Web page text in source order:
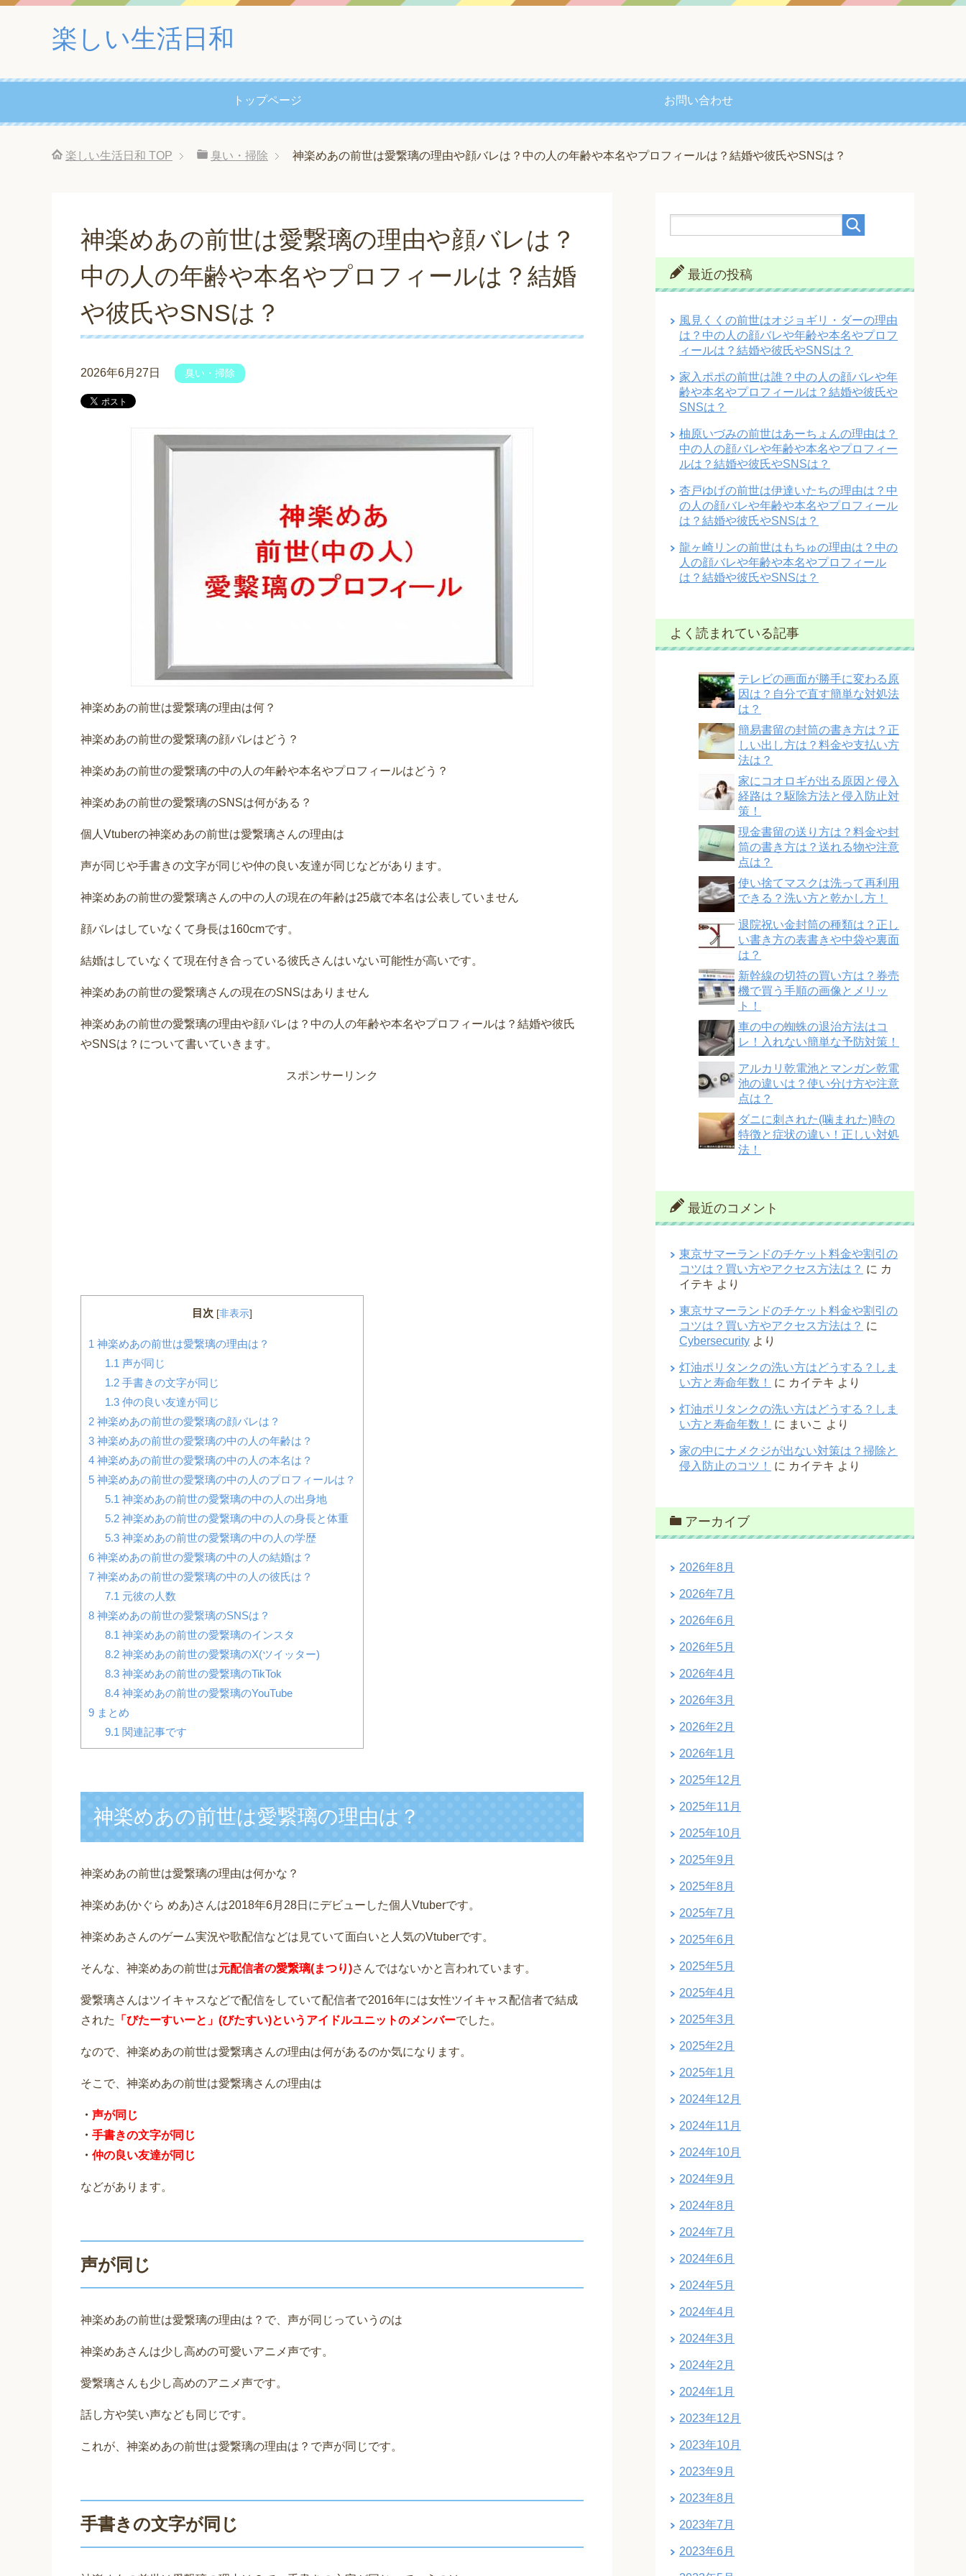
楽しい生活日和
トップページ お問い合わせ
楽しい生活日和 TOP 臭い・掃除 神楽めあの前世は愛繋璃の理由や顔バレは？中の人の年齢や本名やプロフィールは？結婚や彼氏やSNSは？
神楽めあの前世は愛繋璃の理由や顔バレは？
中の人の年齢や本名やプロフィールは？結婚
や彼氏やSNSは？
2026年6月27日 臭い・掃除
神楽めあの前世は愛繋璃の理由は何？
神楽めあの前世の愛繋璃の顔バレはどう？
神楽めあの前世の愛繋璃の中の人の年齢や本名やプロフィールはどう？
神楽めあの前世の愛繋璃のSNSは何がある？
個人Vtuberの神楽めあの前世は愛繋璃さんの理由は
声が同じや手書きの文字が同じや仲の良い友達が同じなどがあります。
神楽めあの前世の愛繋璃さんの中の人の現在の年齢は25歳で本名は公表していません
顔バレはしていなくて身長は160cmです。
結婚はしていなくて現在付き合っている彼氏さんはいない可能性が高いです。
神楽めあの前世の愛繋璃さんの現在のSNSはありません
神楽めあの前世の愛繋璃の理由や顔バレは？中の人の年齢や本名やプロフィールは？結婚や彼氏
やSNSは？について書いていきます。
スポンサーリンク
目次 [非表示]
1 神楽めあの前世は愛繋璃の理由は？
1.1 声が同じ
1.2手書きの文字が同じ
1.3仲の良い友達が同じ
2 神楽めあの前世の愛繋璃の顔バレは？
3 神楽めあの前世の愛繋璃の中の人の年齢は？
4 神楽めあの前世の愛繋璃の中の人の本名は？
5 神楽めあの前世の愛繋璃の中の人のプロフィールは？
5.1 神楽めあの前世の愛繋璃の中の人の出身地
5.2神楽めあの前世の愛繋璃の中の人の身長と体重
5.3神楽めあの前世の愛繋璃の中の人の学歴
6 神楽めあの前世の愛繋璃の中の人の結婚は？
7 神楽めあの前世の愛繋璃の中の人の彼氏は？
7.1 元彼の人数
8 神楽めあの前世の愛繋璃のSNSは？
8.1 神楽めあの前世の愛繋璃のインスタ
8.2神楽めあの前世の愛繋璃のX(ツイッター)
8.3神楽めあの前世の愛繋璃のTikTok
8.4神楽めあの前世の愛繋璃のYouTube
9 まとめ
9.1 関連記事です
神楽めあの前世は愛繋璃の理由は？
神楽めあの前世は愛繋璃の理由は何かな？
神楽めあ(かぐら めあ)さんは2018年6月28日にデビューした個人Vtuberです。
神楽めあさんのゲーム実況や歌配信などは見ていて面白いと人気のVtuberです。
そんな、神楽めあの前世は元配信者の愛繋璃(まつり)さんではないかと言われています。
愛繋璃さんはツイキャスなどで配信をしていて配信者で2016年には女性ツイキャス配信者で結成
された
「びたーすいーと」(びたすい)というアイドルユニットのメンバーでした。
なので、神楽めあの前世は愛繋璃さんの理由は何があるのか気になります。
そこで、神楽めあの前世は愛繋璃さんの理由は
・ 声が同じ
・ 手書きの文字が同じ
・ 仲の良い友達が同じ
などがあります。
声が同じ
神楽めあの前世は愛繋璃の理由は？で、声が同じっていうのは
神楽めあさんは少し高めの可愛いアニメ声です。
愛繋璃さんも少し高めのアニメ声です。
話し方や笑い声なども同じです。
これが、神楽めあの前世は愛繋璃の理由は？で声が同じです。
手書きの文字が同じ
最近の投稿
風見くくの前世はオジョギリ・ダーの理由
は？中の人の顔バレや年齢や本名やプロフ
ィールは？結婚や彼氏やSNSは？
家入ポポの前世は誰？中の人の顔バレや年
齢や本名やプロフィールは？結婚や彼氏や
SNSは？
柚原いづみの前世はあーちょんの理由は？
中の人の顔バレや年齢や本名やプロフィー
ルは？結婚や彼氏やSNSは？
杏戸ゆげの前世は伊達いたちの理由は？中
の人の顔バレや年齢や本名やプロフィール
は？結婚や彼氏やSNSは？
龍ヶ崎リンの前世はもちゅの理由は？中の
人の顔バレや年齢や本名やプロフィール
は？結婚や彼氏やSNSは？
よく読まれている記事
テレビの画面が勝手に変わる原
因は？自分で直す簡単な対処法
は？
簡易書留の封筒の書き方は？正
しい出し方は？料金や支払い方
法は？
家にコオロギが出る原因と侵入
経路は？駆除方法と侵入防止対
策！
現金書留の送り方は？料金や封
筒の書き方は？送れる物や注意
点は？
使い捨てマスクは洗って再利用
できる？洗い方と乾かし方！
退院祝い金封筒の種類は？正し
い書き方の表書きや中袋や裏面
は？
新幹線の切符の買い方は？券売
機で買う手順の画像とメリッ
ト！
車の中の蜘蛛の退治方法はコ
レ！入れない簡単な予防対策！
アルカリ乾電池とマンガン乾電
池の違いは？使い分け方や注意
点は？
ダニに刺された(噛まれた)時の
特徴と症状の違い！正しい対処
法！
最近のコメント
東京サマーランドのチケット料金や割引の
コツは？買い方やアクセス方法は？ に カ
イテキ より
東京サマーランドのチケット料金や割引の
コツは？買い方やアクセス方法は？ に
Cybersecurity より
灯油ポリタンクの洗い方はどうする？しま
い方と寿命年数！
に カイテキ より
灯油ポリタンクの洗い方はどうする？しま
い方と寿命年数！
に まいこ より
家の中にナメクジが出ない対策は？掃除と
侵入防止のコツ！
に カイテキ より
アーカイブ
2026年8月
2026年7月
2026年6月
2026年5月
2026年4月
2026年3月
2026年2月
2026年1月
2025年12月
2025年11月
2025年10月
2025年9月
2025年8月
2025年7月
2025年6月
2025年5月
2025年4月
2025年3月
2025年2月
2025年1月
2024年12月
2024年11月
2024年10月
2024年9月
2024年8月
2024年7月
2024年6月
2024年5月
2024年4月
2024年3月
2024年2月
2024年1月
2023年12月
2023年10月
2023年9月
2023年8月
2023年7月
2023年6月